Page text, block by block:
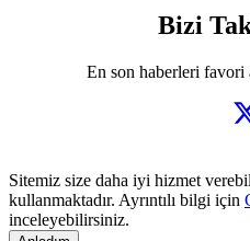
Bizi
En son haberleri favori
Sitemiz size daha iyi hizmet
kullanmaktadır. Ayrıntılı bilgi için
inceleyebilirsiniz.